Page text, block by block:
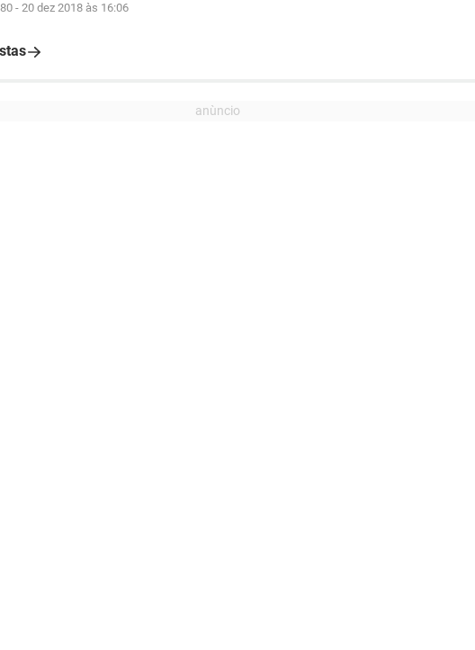
- 20 dez 2018 às 16:06